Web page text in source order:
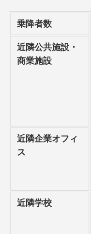
乗降者数
近隣公共施設・
商業施設
近隣企業オフィ
ス
近隣学校